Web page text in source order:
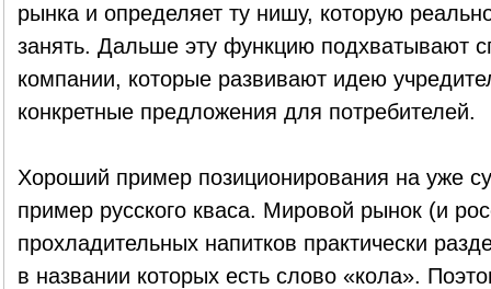
рынка и определяет ту нишу, которую
занять. Дальше эту функцию подхватывают
компании, которые развивают идею
конкретные предложения для потребителей.
Хороший пример позиционирования на уже
пример русского кваса. Мировой рынок (и
прохладительных напитков практически
в названии которых есть слово «кола».